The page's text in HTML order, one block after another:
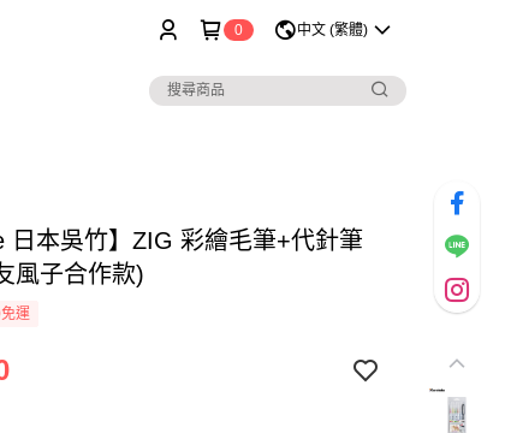
0 中文 (繁體)
日本吳竹】ZIG 彩繪毛筆+代針筆
風子合作款)
運